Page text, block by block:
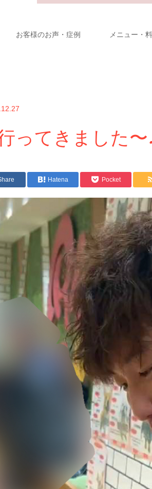
お客様のお声・症例 メニュー・
ってきました〜
Hatena Pocket